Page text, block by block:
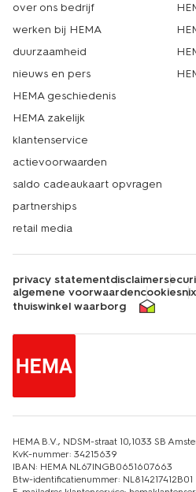
over ons bedrijf
werken bij HEMA
duurzaamheid
nieuws en pers
HEMA geschiedenis
HEMA zakelijk
klantenservice
actievoorwaarden
saldo cadeaukaart opvragen
partnerships
retail media
privacy statementdisclaimer
algemene voorwaardencookies
thuiswinkel waarborg
HEMA B.V., NDSM-straat 10,1033 SB
KvK-nummer: 34215639
IBAN: HEMA NL67INGB0651607663
Btw-identificatienummer: NL814217412B01